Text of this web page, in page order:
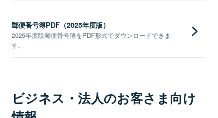
郵便番号簿PDF（2025年度版）
2025年度版郵便番号簿をPDF形式でダウンロードできま
す。
ビジネス・法人のお客さま向け